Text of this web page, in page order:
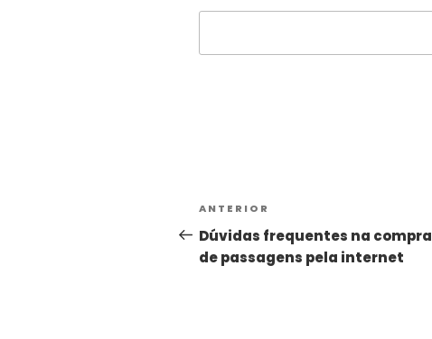
ANTERIOR
Dúvidas frequentes na compra
de passagens pela internet